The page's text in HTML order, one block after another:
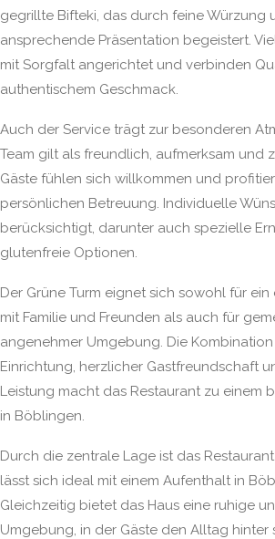
gegrillte Bifteki, das durch feine Würzung
ansprechende Präsentation begeistert.
mit Sorgfalt angerichtet und verbinden
authentischem Geschmack.
Auch der Service trägt zur besonderen
Team gilt als freundlich, aufmerksam und
Gäste fühlen sich willkommen und
persönlichen Betreuung. Individuelle
berücksichtigt, darunter auch spezielle
glutenfreie Optionen.
Der Grüne Turm eignet sich sowohl für ein
mit Familie und Freunden als auch für
angenehmer Umgebung. Die
Einrichtung, herzlicher Gastfreundschaft
Leistung macht das Restaurant zu einem
in Böblingen.
Durch die zentrale Lage ist das
lässt sich ideal mit einem Aufenthalt in
Gleichzeitig bietet das Haus eine ruhige
Umgebung, in der Gäste den Alltag hinter